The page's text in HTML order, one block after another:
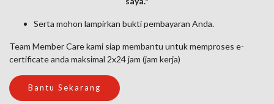
Serta mohon lampirkan bukti pembayaran Anda.
Team Member Care kami siap membantu untuk memproses e-
certificate anda maksimal 2x24 jam (jam kerja)
Bantu Sekarang